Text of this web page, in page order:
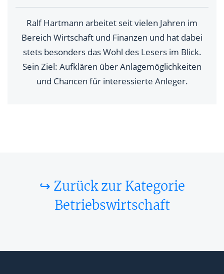
Ralf Hartmann arbeitet seit vielen Jahren im
Bereich Wirtschaft und Finanzen und hat dabei
stets besonders das Wohl des Lesers im Blick.
Sein Ziel: Aufklären über Anlagemöglichkeiten
und Chancen für interessierte Anleger.
↪ Zurück zur Kategorie
Betriebswirtschaft